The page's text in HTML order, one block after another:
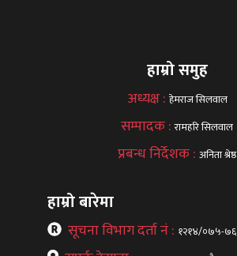
हाम्रो समुह
अध्यक्ष : हेमराज सिलवाल
सम्पादक :रामहरि सिलवाल
प्रबन्ध निर्देशक : अनिता श्रेष्ठ
हाम्रो बारेमा
सूचना विभाग दर्ता नं : १२१४/०७५-७६